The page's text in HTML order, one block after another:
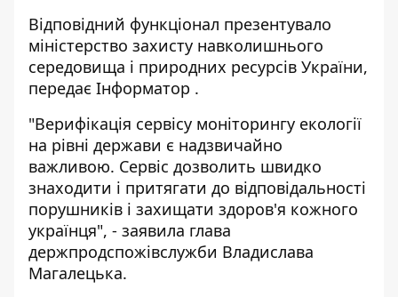
Відповідний функціонал презентувало
міністерство захисту навколишнього
середовища і природних ресурсів України,
передає Інформатор .
"Верифікація сервісу моніторингу екології
на рівні держави є надзвичайно
важливою. Сервіс дозволить швидко
знаходити і притягати до відповідальності
порушників і захищати здоров'я кожного
українця", - заявила глава
держпродспожівслужби Владислава
Магалецька.